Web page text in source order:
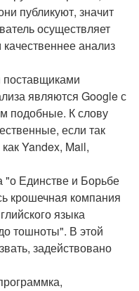
публикуют, значит
осуществляет
анализ
являются Google с
подобные. К слову
если так
Yandex, Mail,
"о Единстве и Борьбе
крошечная компания
языка
тошноты". В этой
задействовано